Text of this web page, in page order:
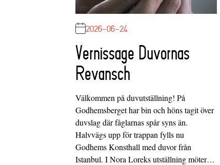
2026-06-24
Vernissage Duvornas
Revansch
Välkommen på duvutställning! På
Godhemsberget har bin och höns tagit över
duvslag där fåglarnas spår syns än.
Halvvägs upp för trappan fylls nu
Godhems Konsthall med duvor från
Istanbul. I Nora Loreks utställning möter…